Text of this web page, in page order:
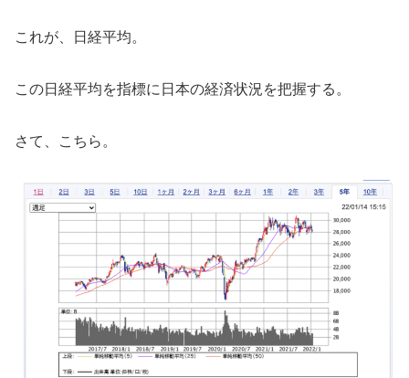
これが、日経平均。
この日経平均を指標に日本の経済状況を把握する。
さて、こちら。